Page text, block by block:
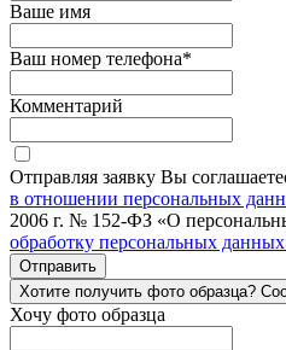
Ваше имя
Ваш номер телефона*
Комментарий
Отправляя заявку Вы
в отношении персональных
2006 г. № 152-ФЗ «О
обработку персональных
Отправить
Хотите получить фото образца?
Хочу фото образца